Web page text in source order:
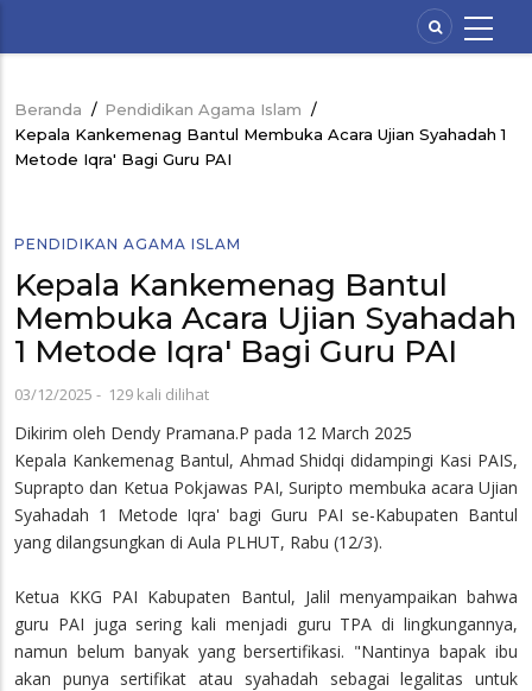
Breadcrumb
Beranda / Pendidikan Agama Islam /
Kepala Kankemenag Bantul Membuka Acara Ujian Syahadah 1
Metode Iqra' Bagi Guru PAI
PENDIDIKAN AGAMA ISLAM
Kepala Kankemenag Bantul
Membuka Acara Ujian Syahadah
1 Metode Iqra' Bagi Guru PAI
03/12/2025 - 129 kali dilihat
Dikirim oleh Dendy Pramana.P pada 12 March 2025
Kepala Kankemenag Bantul, Ahmad Shidqi didampingi Kasi PAIS,
Suprapto dan Ketua Pokjawas PAI, Suripto membuka acara Ujian
Syahadah 1 Metode Iqra' bagi Guru PAI se-Kabupaten Bantul
yang dilangsungkan di Aula PLHUT, Rabu (12/3).
Ketua KKG PAI Kabupaten Bantul, Jalil menyampaikan bahwa
guru PAI juga sering kali menjadi guru TPA di lingkungannya,
namun belum banyak yang bersertifikasi. "Nantinya bapak ibu
akan punya sertifikat atau syahadah sebagai legalitas untuk